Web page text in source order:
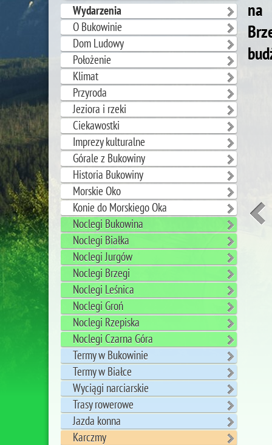
Wydarzenia
O Bukowinie
Dom Ludowy
Położenie
Klimat
Przyroda
Jeziora i rzeki
Ciekawostki
Imprezy kulturalne
Górale z Bukowiny
Historia Bukowiny
Morskie Oko
Konie do Morskiego Oka
Noclegi Bukowina
Noclegi Białka
Noclegi Jurgów
Noclegi Brzegi
Noclegi Leśnica
Noclegi Groń
Noclegi Rzepiska
Noclegi Czarna Góra
Termy w Bukowinie
Termy w Białce
Wyciągi narciarskie
Trasy rowerowe
Jazda konna
Karczmy
na